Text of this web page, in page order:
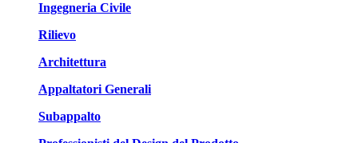
Ingegneria Civile
Rilievo
Architettura
Appaltatori Generali
Subappalto